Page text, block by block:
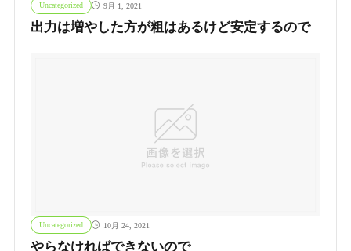
Uncategorized 9月 1, 2021
出力は増やした方が粗はあるけど安定するので
Uncategorized 10月 24, 2021
やらなければできないので